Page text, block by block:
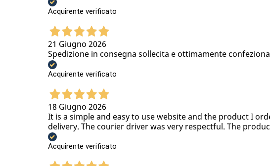
Acquirente verificato
21 Giugno 2026
Spedizione in consegna sollecita e ottimamente
Acquirente verificato
18 Giugno 2026
It is a simple and easy to use website and the product I
delivery. The courier driver was very respectful. The
Acquirente verificato